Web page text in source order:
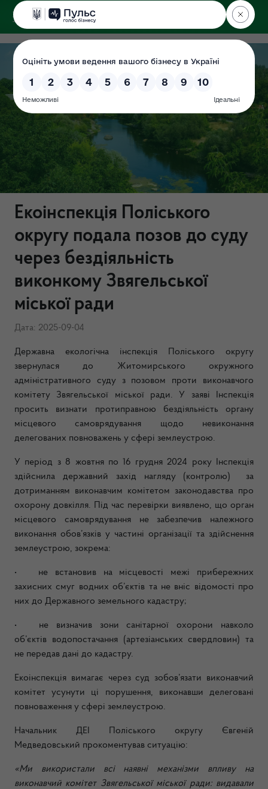
ДЕРЖЕКОІНСПЕКЦІЯ
Поліського округу
Екоінспекція Поліського
округу подала позов до суду
через бездіяльність
виконкому Звягельської
міської ради
Дата: 2025-09-04
Державна екологічна інспекція Поліського округу
звернулася до Житомирського окружного
адміністративного суду з позовом проти виконавчого
комітету Звягельської міської ради. У заяві Інспекція
просить визнати протиправною бездіяльність органу
місцевого самоврядування щодо невиконання
делегованих повноважень у сфері землеустрою.
У період з 8 жовтня по 16 грудня 2024 року Інспекція
здійснила державний захід нагляду (контролю) за
дотриманням виконавчим комітетом законодавства про
охорону довкілля. Під час перевірки виявлено, що орган
місцевого самоврядування не забезпечив належного
виконання обов’язків у частині організації та здійснення
землеустрою, зокрема:
•
не встановив на місцевості межі прибережних
захисних смуг водних об’єктів та не вніс відомості про
них до Державного земельного кадастру;
•
не визначив зони санітарної охорони навколо
об’єктів водопостачання (артезіанських свердловин) та
не передав дані до кадастру.
Екоінспекція вимагає через суд зобов’язати виконавчий
комітет усунути ці порушення, виконавши делеговані
повноваження у сфері землеустрою.
Начальник ДЕІ Поліського округу Євгеній
Медведовський прокоментував ситуацію:
«Ми використали всі наявні механізми впливу на
виконавчий комітет Звягельської міської ради: видавали